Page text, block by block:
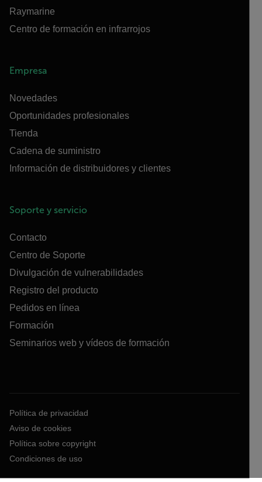
Raymarine
Centro de formación en infrarrojos
Empresa
Novedades
Oportunidades profesionales
Tienda
Cadena de suministro
Información de distribuidores y clientes
Soporte y servicio
Contacto
Centro de Soporte
Divulgación de vulnerabilidades
Registro del producto
Pedidos en línea
Formación
Seminarios web y vídeos de formación
Política de privacidad
Aviso de cookies
Política sobre copyright
Condiciones de uso